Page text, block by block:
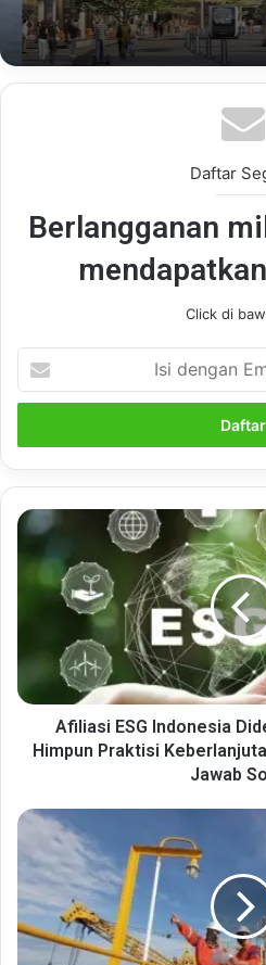
Daftar
Berlangganan
Click di
dengan
Email
Afiliasi
ESG
Indonesia
Dideklarasikan
Himpun
Praktisi
Keberlanjutan
Pegiat
Sosial
Afiliasi ESG Indonesia
Himpun Praktisi
Jawab
Pekerja
Berwenang
Hentikan
Perilaku
Tidak
Aman,
Pertamina